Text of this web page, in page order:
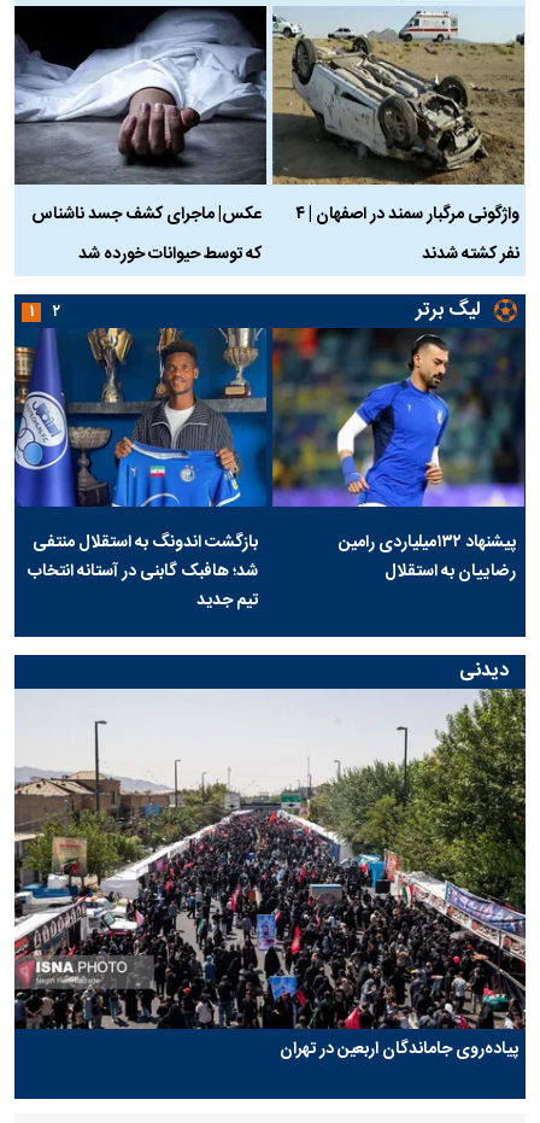
واژگونی مرگبار سمند در اصفهان | ۴
نفر کشته شدند
عکس| ماجرای کشف جسد ناشناس
که توسط حیوانات خورده شد
لیگ برتر
پیشنهاد ۱۳۲میلیاردی رامین
رضاییان به استقلال
بازگشت اندونگ به استقلال منتفی
شد؛ هافبک گابنی در آستانه انتخاب
تیم جدید
۱ ۲
دیدنی
پیاده‌روی جاماندگان اربعین در تهران